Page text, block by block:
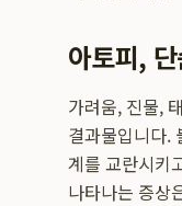
아토피,
가려움, 진물,
결과물입니다.
계를 교란시키
나타나는 증상